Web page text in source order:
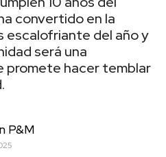
convertido en la
escalofriante del año y
será una
promete hacer temblar
P&M